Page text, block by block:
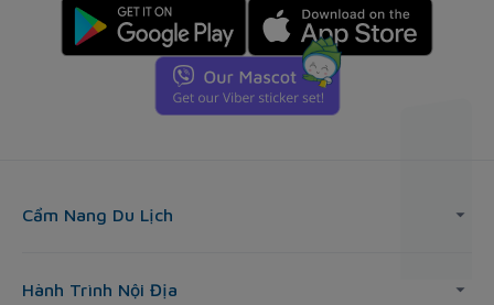
Cẩm Nang Du Lịch
Hành Trình Nội Địa